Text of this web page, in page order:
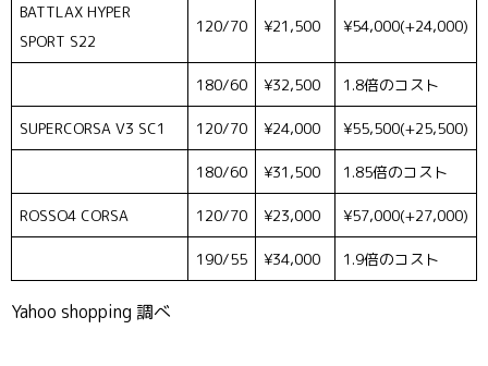
BATTLAX HYPER
SPORT S22
120/70 ¥21,500 ¥54,000(+24,000)
180/60 ¥32,500 1.8倍のコスト
SUPERCORSA V3 SC1 120/70 ¥24,000 ¥55,500(+25,500)
180/60 ¥31,500 1.85倍のコスト
ROSSO4 CORSA 120/70 ¥23,000 ¥57,000(+27,000)
190/55 ¥34,000 1.9倍のコスト
Yahoo shopping 調べ